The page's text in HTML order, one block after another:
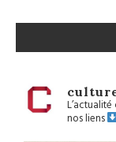
nos liens